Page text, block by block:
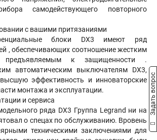
самодействующего повторного
с вашими притязаниями
блоки DX3 имеют ряд
, обеспечивающих соотношение жестким
предъявляемым к защищенности .
автоматическим выключателям DX3,
эффективность и инноваторские
монтажа и эксплуатации.
и сервиса
ряда DX3 Группа Legrand ни на
о спецах по обслуживанию. Вровень
техническими заключениями для
Задать вопрос